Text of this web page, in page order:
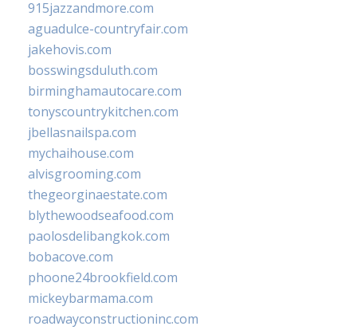
915jazzandmore.com
aguadulce-countryfair.com
jakehovis.com
bosswingsduluth.com
birminghamautocare.com
tonyscountrykitchen.com
jbellasnailspa.com
mychaihouse.com
alvisgrooming.com
thegeorginaestate.com
blythewoodseafood.com
paolosdelibangkok.com
bobacove.com
phoone24brookfield.com
mickeybarmama.com
roadwayconstructioninc.com